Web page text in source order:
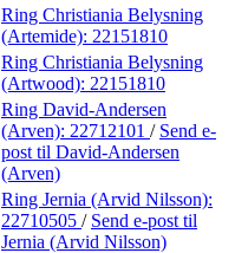
Ring Christiania Belysning
(Artemide): 22151810
Ring Christiania Belysning
(Artwood): 22151810
Ring David-Andersen
(Arven): 22712101 / Send e-
post til David-Andersen
(Arven)
Ring Jernia (Arvid Nilsson):
22710505 / Send e-post til
Jernia (Arvid Nilsson)